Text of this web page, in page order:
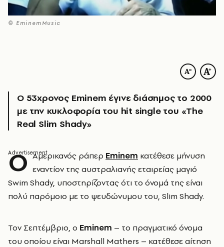
© EminemMusic
Ο 53χρονος Eminem έγινε διάσημος το 2000
με την κυκλοφορία του hit single του «The
Real Slim Shady»
Ο Αμερικανός ράπερ Eminem κατέθεσε μήνυση
εναντίον της αυστραλιανής εταιρείας μαγιό
Swim Shady, υποστηρίζοντας ότι το όνομά της είναι
πολύ παρόμοιο με το ψευδώνυμου του, Slim Shady.
Τον Σεπτέμβριο, ο Eminem – το πραγματικό όνομα
του οποίου είναι Marshall Mathers – κατέθεσε αίτηση